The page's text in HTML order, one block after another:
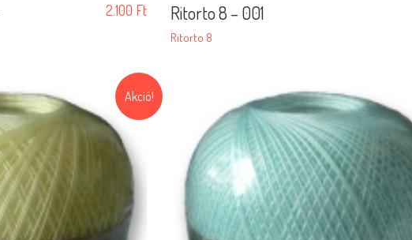
2.100 Ft Ritorto 8 – 001
Ritorto 8
Akció!